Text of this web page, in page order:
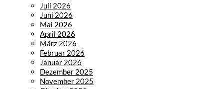
Juli 2026
Juni 2026
Mai 2026
April 2026
März 2026
Februar 2026
Januar 2026
Dezember 2025
November 2025